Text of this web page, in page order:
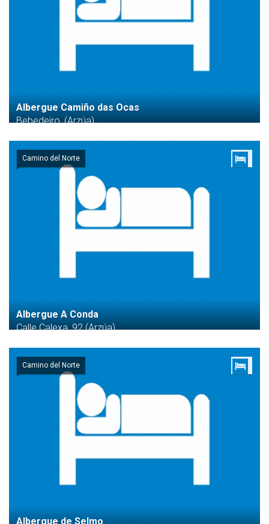
Albergue Camiño das Ocas
Bebedeiro, (Arzúa)
Camino del Norte
Albergue A Conda
Calle Calexa, 92 (Arzúa)
Camino del Norte
Albergue de Selmo